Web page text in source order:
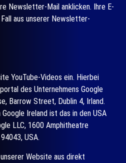
Newsletter-Mail anklicken. Ihre E-
aus unserer Newsletter-
YouTube-Videos ein. Hierbei
des Unternehmens Google
Barrow Street, Dublin 4, Irland.
Ireland ist das in den USA
LLC, 1600 Amphitheatre
USA.
Website aus direkt